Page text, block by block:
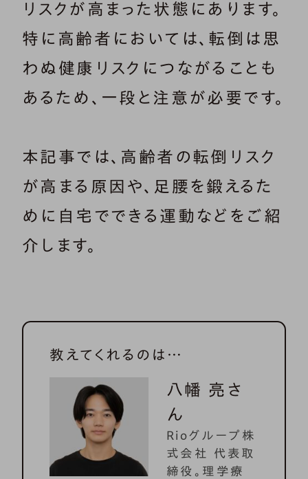
リスクが高まった状態にあります。
特に高齢者においては、転倒は思
わぬ健康リスクにつながることも
あるため、一段と注意が必要です。
本記事では、高齢者の転倒リスク
が高まる原因や、足腰を鍛えるた
めに自宅でできる運動などをご紹
介します。
教えてくれるのは…
八幡 亮さ
ん
Rioグループ株
式会社 代表取
締役。理学療